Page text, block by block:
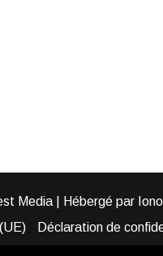
Media | Hébergé par
Déclaration de